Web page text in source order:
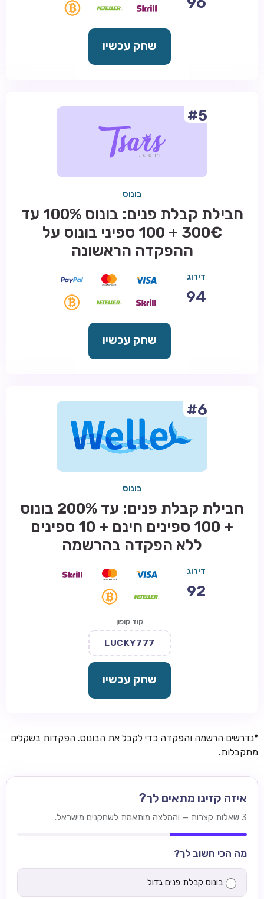
שחק עכשיו
#5
בונוס
חבילת קבלת פנים: בונוס 100% עד
300€ + 100 ספיני בונוס על
ההפקדה הראשונה
דירוג
94
שחק עכשיו
#6
בונוס
חבילת קבלת פנים: עד 200% בונוס
+ 100 ספינים חינם + 10 ספינים
ללא הפקדה בהרשמה
דירוג
92
קוד קופון
LUCKY777
שחק עכשיו
*נדרשים הרשמה והפקדה כדי לקבל את הבונוס. הפקדות בשקלים
מתקבלות.
איזה קזינו מתאים לך?
3 שאלות קצרות — והמלצה מותאמת לשחקנים מישראל.
מה הכי חשוב לך?
בונוס קבלת פנים גדול